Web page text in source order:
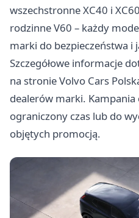
wszechstronne XC40 i
rodzinne V60 – każdy
marki do bezpieczeństwa i
Szczegółowe informacje
na stronie Volvo Cars
dealerów marki.
ograniczony czas lub do
objętych promocją.